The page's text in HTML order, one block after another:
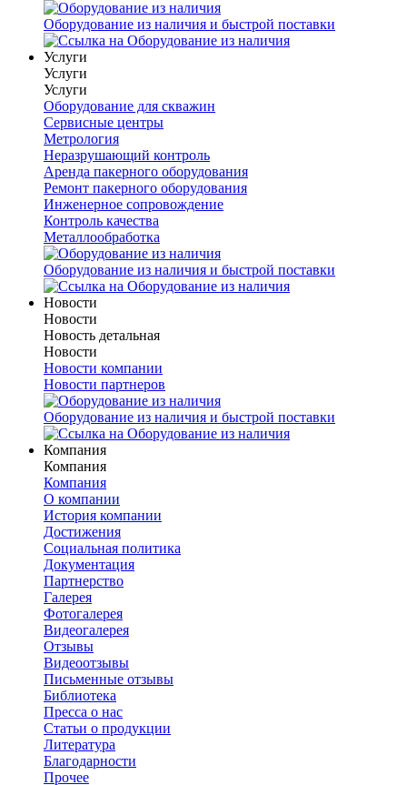
Оборудование из наличия и быстрой поставки
Услуги
Услуги
Услуги
Оборудование для скважин
Сервисные центры
Метрология
Неразрушающий контроль
Аренда пакерного оборудования
Ремонт пакерного оборудования
Инженерное сопровождение
Контроль качества
Металлообработка
Оборудование из наличия и быстрой поставки
Новости
Новости
Новость детальная
Новости
Новости компании
Новости партнеров
Оборудование из наличия и быстрой поставки
Компания
Компания
Компания
О компании
История компании
Достижения
Социальная политика
Документация
Партнерство
Галерея
Фотогалерея
Видеогалерея
Отзывы
Видеоотзывы
Письменные отзывы
Библиотека
Пресса о нас
Статьи о продукции
Литература
Благодарности
Прочее